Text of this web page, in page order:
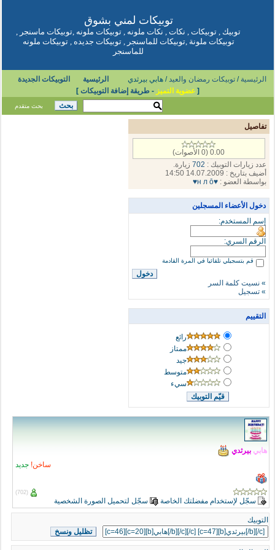
توبيكات لمني بشوق
توبيك , توبيكات, نكات, نكات ملونه , توبيكات ملونه ,توبيكات ماسنجر ,
توبيكات ملونة ,توبيكات للماسنجر ,توبيكات جديده ,توبيكات ملونه
للماسنجر
الرئيسية /توبيكات رمضان والعيد/ هابي بيرثدي الرئيسية
التوبيكات الجديدة
[ عضوية التميز - طريقة إضافة التوبيكات ]
بحث متقدم
تفاصيل
0.00 (0 الأصوات)
عدد زيارات التوبيك : 702 زيارة.
أضيف بتاريخ : 14.07.2009 14:50
بواسطة العضو :♥н л ō♥
دخول الأعضاء المسجلين
إسم المستخدم:
الرقم السري:
قم بتسجيلي تلقائيا في المرة القادمة
»نسيت كلمة السر
»تسجيل
التقييم
رائع
ممتاز
جيد
متوسط
سيء
هابي بيرثدي
ساخن! جديد
(702)
سجّل لإستخدام مفضلتك الخاصة سجّل لتحميل الصورة الشخصية
التوبيك